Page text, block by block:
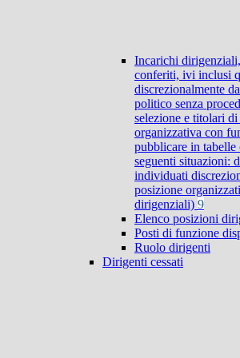
Incarichi
conferiti, ivi inclusi
discrezionalmente
politico senza
selezione e titolari
organizzativa con
pubblicare in tabelle
seguenti situazioni:
individuati
posizione
dirigenziali) 9
Elenco posizioni
Posti di funzione
Ruolo dirigenti
Dirigenti cessati